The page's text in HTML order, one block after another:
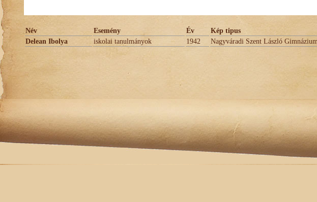
Név Esemény Év
Kép tipus
Delean Ibolya
iskolai tanulmányok 1942 Nagyváradi Szent László